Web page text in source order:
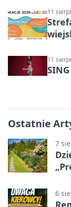
11
11
Ostatnie
7
6